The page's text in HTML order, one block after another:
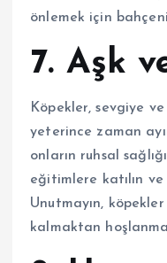
önlemek için
7. Aşk
Köpekler, sevgiye
yeterince zaman
onların ruhsal
eğitimlere katılın
Unutmayın,
kalmaktan